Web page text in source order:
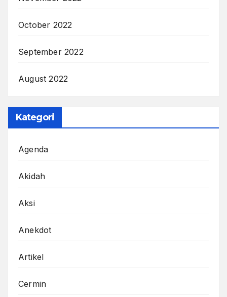
October 2022
September 2022
August 2022
Kategori
Agenda
Akidah
Aksi
Anekdot
Artikel
Cermin